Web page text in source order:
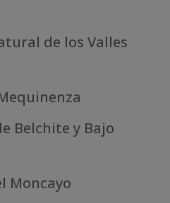
de los Valles
Belchite y Bajo
Moncayo